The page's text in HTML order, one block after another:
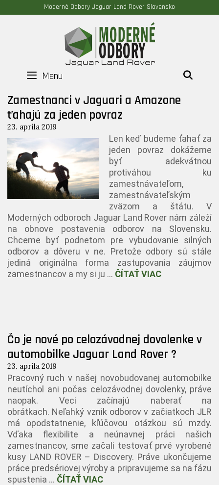
Moderné Odbory Jaguar Land Rover Slovensko
Menu
Zamestnanci v Jaguari a Amazone
ťahajú za jeden povraz
23. apríla 2019
Len keď budeme ťahať za
jeden povraz dokážeme
byť adekvátnou
protiváhou ku
zamestnávateľom,
zamestnávateľským
zväzom a štátu. V
Moderných odboroch Jaguar Land Rover nám záleží
na obnove postavenia odborov na Slovensku.
Chceme byť podnetom pre vybudovanie silných
odborov a dôveru v ne. Pretože odbory sú stále
jediná originálna forma zastupovania záujmov
zamestnancov a my si ju … ČÍTAŤ VIAC
Čo je nové po celozávodnej dovolenke v
automobilke Jaguar Land Rover ?
23. apríla 2019
Pracovný ruch v našej novobudovanej automobilke
neutíchol ani počas celozávodnej dovolenky, práve
naopak. Veci začínajú naberať na
obrátkach. Neľahký vznik odborov v začiatkoch JLR
má opodstatnenie, kľúčovou otázkou sú mzdy.
Vďaka flexibilite a neúnavnej práci našich
zamestnancov, sme začali testovať prvé vyrobené
kusy LAND ROVER – Discovery. Práve ukončujeme
práce predsériovej výroby a pripravujeme sa na fázu
spustenia … ČÍTAŤ VIAC